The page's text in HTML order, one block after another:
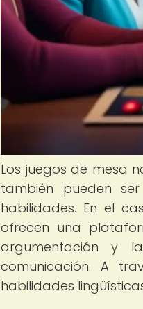
Los juegos de mesa
también pueden
habilidades. En el
ofrecen una
argumentación y
comunicación. A
habilidades